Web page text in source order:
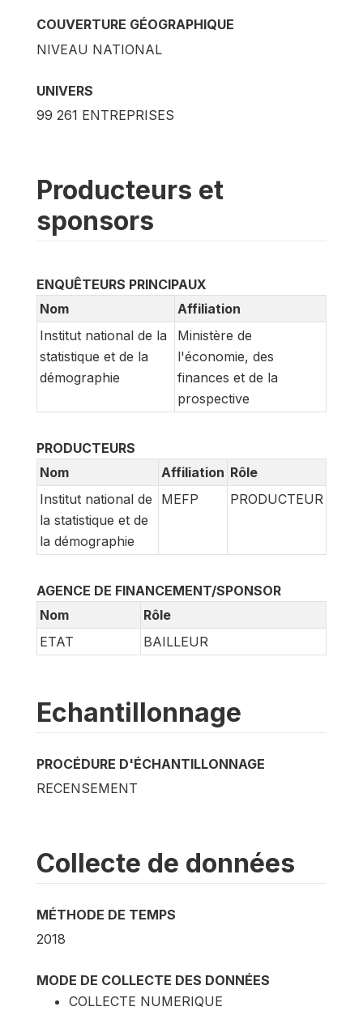
COUVERTURE GÉOGRAPHIQUE
NIVEAU NATIONAL
UNIVERS
99 261 ENTREPRISES
Producteurs et
sponsors
ENQUÊTEURS PRINCIPAUX
Nom
Affiliation
Institut national de la
statistique et de la
démographie
Ministère de
l'économie, des
finances et de la
prospective
PRODUCTEURS
Nom
Affiliation Rôle
Institut national de
la statistique et de
la démographie
MEFP PRODUCTEUR
AGENCE DE FINANCEMENT/SPONSOR
Nom
Rôle
ETAT
BAILLEUR
Echantillonnage
PROCÉDURE D'ÉCHANTILLONNAGE
RECENSEMENT
Collecte de données
MÉTHODE DE TEMPS
2018
MODE DE COLLECTE DES DONNÉES
COLLECTE NUMERIQUE